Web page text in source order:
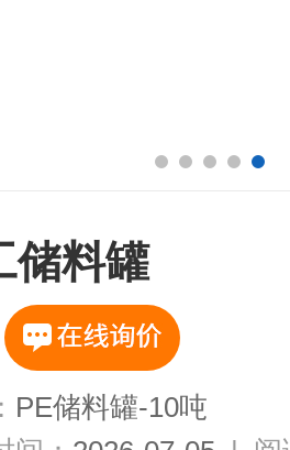
储料罐
PE储料罐-10吨